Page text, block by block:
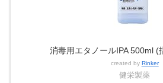
消毒用エタノールIPA 500ml (
created by Rinker
健栄製薬